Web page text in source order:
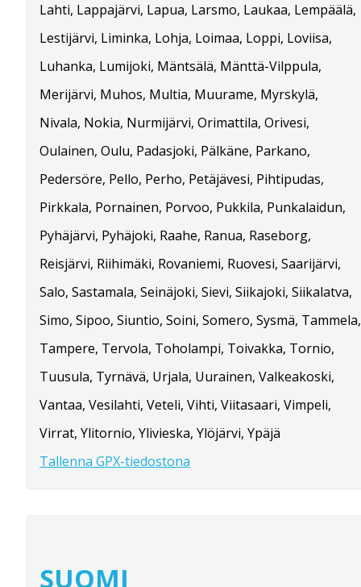
Lahti, Lappajärvi, Lapua, Larsmo, Laukaa, Lempäälä,
Lestijärvi, Liminka, Lohja, Loimaa, Loppi, Loviisa,
Luhanka, Lumijoki, Mäntsälä, Mänttä-Vilppula,
Merijärvi, Muhos, Multia, Muurame, Myrskylä,
Nivala, Nokia, Nurmijärvi, Orimattila, Orivesi,
Oulainen, Oulu, Padasjoki, Pälkäne, Parkano,
Pedersöre, Pello, Perho, Petäjävesi, Pihtipudas,
Pirkkala, Pornainen, Porvoo, Pukkila, Punkalaidun,
Pyhäjärvi, Pyhäjoki, Raahe, Ranua, Raseborg,
Reisjärvi, Riihimäki, Rovaniemi, Ruovesi, Saarijärvi,
Salo, Sastamala, Seinäjoki, Sievi, Siikajoki, Siikalatva,
Simo, Sipoo, Siuntio, Soini, Somero, Sysmä, Tammela,
Tampere, Tervola, Toholampi, Toivakka, Tornio,
Tuusula, Tyrnävä, Urjala, Uurainen, Valkeakoski,
Vantaa, Vesilahti, Veteli, Vihti, Viitasaari, Vimpeli,
Virrat, Ylitornio, Ylivieska, Ylöjärvi, Ypäjä
Tallenna GPX-tiedostona
SUOMI